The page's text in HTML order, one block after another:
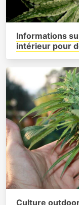
Informations
intérieur pour
Culture